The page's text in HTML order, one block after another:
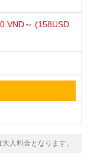
VND～ (158USD
人料金となります。